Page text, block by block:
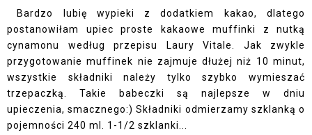
Bardzo lubię wypieki z dodatkiem kakao, dlatego
postanowiłam upiec proste kakaowe muffinki z nutką
cynamonu według przepisu Laury Vitale. Jak zwykle
przygotowanie muffinek nie zajmuje dłużej niż 10 minut,
wszystkie składniki należy tylko szybko wymieszać
trzepaczką. Takie babeczki są najlepsze w dniu
upieczenia, smacznego:) Składniki odmierzamy szklanką o
pojemności 240 ml. 1-1/2 szklanki...